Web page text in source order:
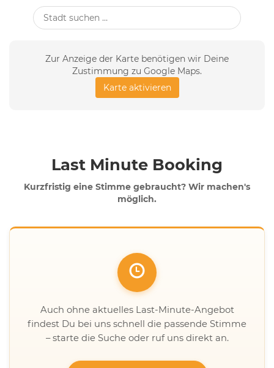
Zur Anzeige der Karte benötigen wir Deine
Zustimmung zu Google Maps.
Karte aktivieren
Last Minute Booking
Kurzfristig eine Stimme gebraucht? Wir machen's
möglich.
Auch ohne aktuelles Last-Minute-Angebot
findest Du bei uns schnell die passende Stimme
– starte die Suche oder ruf uns direkt an.